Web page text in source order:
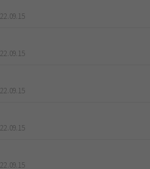
22.09.15
22.09.15
22.09.15
22.09.15
22.09.15